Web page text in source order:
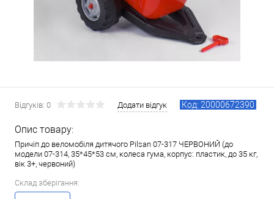
Відгуків: 0 Додати відгук Код: 20000672390
Опис товару:
Причіп до веломобіля дитячого Pilsan 07-317 ЧЕРВОНИЙ (до
модели 07-314, 35*45*53 см, колеса гума, корпус: пластик, до 35 кг,
вік 3+, червоний)
Склад зберігання: